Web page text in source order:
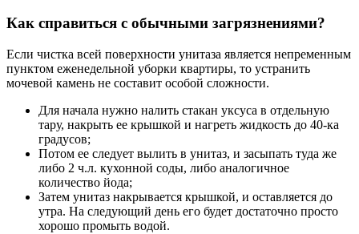
Как справиться с обычными загрязнениями?
Если чистка всей поверхности унитаза является непременным
пунктом еженедельной уборки квартиры, то устранить
мочевой камень не составит особой сложности.
Для начала нужно налить стакан уксуса в отдельную
тару, накрыть ее крышкой и нагреть жидкость до 40-ка
градусов;
Потом ее следует вылить в унитаз, и засыпать туда же
либо 2 ч.л. кухонной соды, либо аналогичное
количество йода;
Затем унитаз накрывается крышкой, и оставляется до
утра. На следующий день его будет достаточно просто
хорошо промыть водой.